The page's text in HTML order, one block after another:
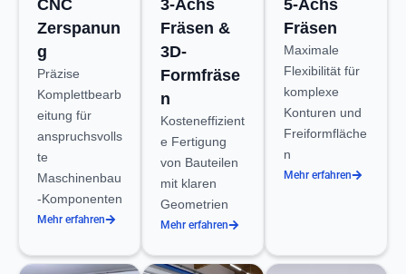
CNC
Zerspanun
g
Präzise
Komplettbearb
eitung für
anspruchsvolls
te
Maschinenbau
-Komponenten
Mehr erfahren
3-Achs
Fräsen &
3D-
Formfräse
n
Kosteneffizient
e Fertigung
von Bauteilen
mit klaren
Geometrien
Mehr erfahren
5-Achs
Fräsen
Maximale
Flexibilität für
komplexe
Konturen und
Freiformfläche
n
Mehr erfahren